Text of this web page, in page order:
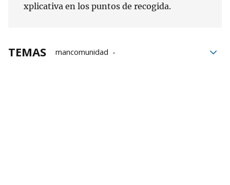
xplicativa en los puntos de recogida.
TEMAS
mancomunidad